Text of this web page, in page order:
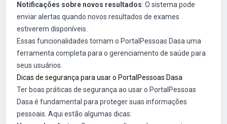
Notificações sobre novos resultados: O sistema pode
enviar alertas quando novos resultados de exames
estiverem disponíveis.
Essas funcionalidades tornam o PortalPessoas Dasa uma
ferramenta completa para o gerenciamento de saúde para
seus usuários.
Dicas de segurança para usar o PortalPessoas Dasa
Ter boas práticas de segurança ao usar o PortalPessoas
Dasa é fundamental para proteger suas informações
pessoais. Aqui estão algumas dicas: